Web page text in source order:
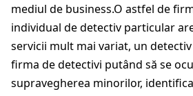
mediul de business.O astfel de
individual de detectiv particular
servicii mult mai variat, un
firma de detectivi putând să se
supravegherea minorilor,